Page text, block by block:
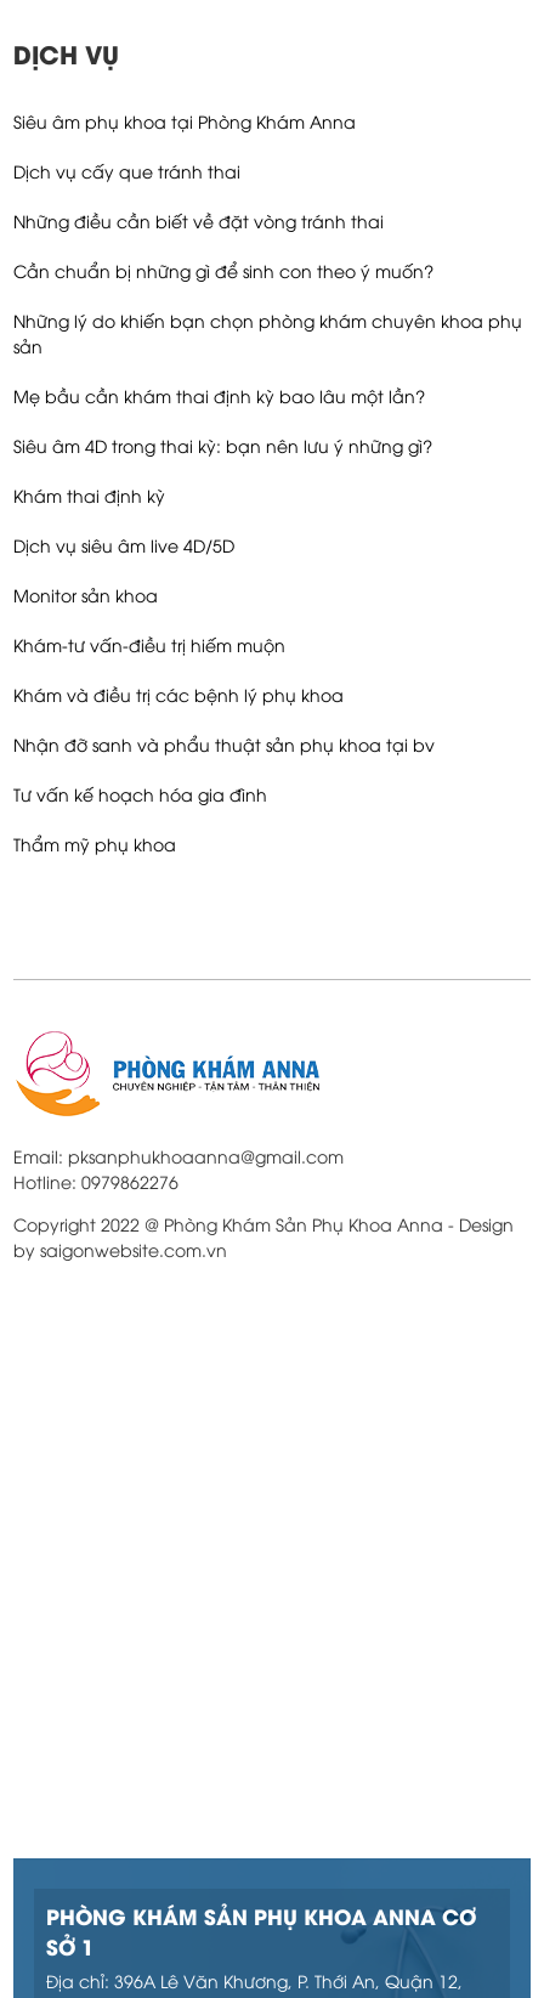
DỊCH VỤ
Siêu âm phụ khoa tại Phòng Khám Anna
Dịch vụ cấy que tránh thai
Những điều cần biết về đặt vòng tránh thai
Cần chuẩn bị những gì để sinh con theo ý muốn?
Những lý do khiến bạn chọn phòng khám chuyên khoa phụ
sản
Mẹ bầu cần khám thai định kỳ bao lâu một lần?
Siêu âm 4D trong thai kỳ: bạn nên lưu ý những gì?
Khám thai định kỳ
Dịch vụ siêu âm live 4D/5D
Monitor sản khoa
Khám-tư vấn-điều trị hiếm muộn
Khám và điều trị các bệnh lý phụ khoa
Nhận đỡ sanh và phẩu thuật sản phụ khoa tại bv
Tư vấn kế hoạch hóa gia đình
Thẩm mỹ phụ khoa
Email: pksanphukhoaanna@gmail.com
Hotline: 0979862276
Copyright 2022 @ Phòng Khám Sản Phụ Khoa Anna - Design
by saigonwebsite.com.vn
PHÒNG KHÁM SẢN PHỤ KHOA ANNA CƠ
SỞ 1
Địa chỉ: 396A Lê Văn Khương, P. Thới An, Quận 12,